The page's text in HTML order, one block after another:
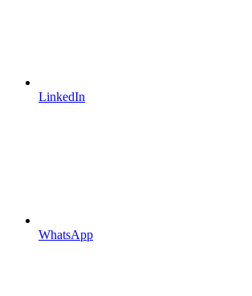
LinkedIn
WhatsApp